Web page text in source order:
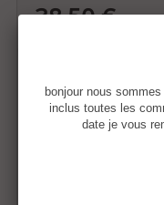
38,50 €
bonjour nous
inclus toutes les
date je vous